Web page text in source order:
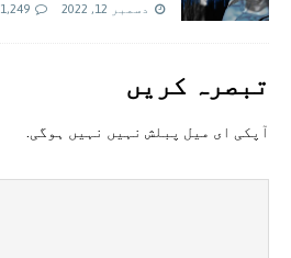
دسمبر 12, 2022 1,249
تبصرہ کريں
آپکی ای ميل پبلش نہيں نہيں ہوگی.